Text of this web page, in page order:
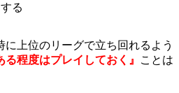
る
上位のリーグで立ち回れるよう
る程度はプレイしておく』
ことは